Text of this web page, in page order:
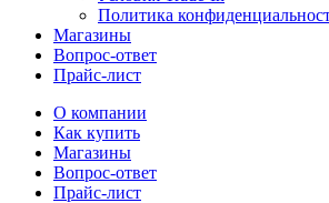
Политика
Магазины
Вопрос-ответ
Прайс-лист
О компании
Как купить
Магазины
Вопрос-ответ
Прайс-лист